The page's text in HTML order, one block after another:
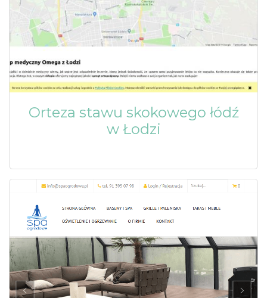
Orteza stawu skokowego łódź
w Łodzi